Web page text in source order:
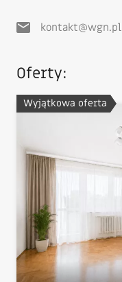
kontakt@wgn.pl
Oferty:
Wyjątkowa oferta